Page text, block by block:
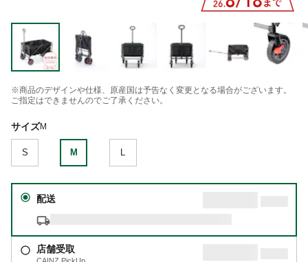
※商品のデザインや仕様、原産国は予告なく変更となる場合がございます。
ご指定はできませんのでご了承ください。
サイズM
S M
配送
店舗受取